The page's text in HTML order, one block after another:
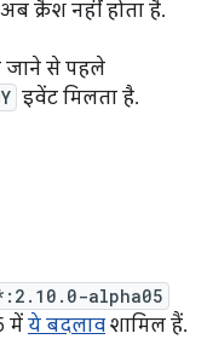
क्रैश नहीं होता है.
जाने से पहले
इवेंट मिलता है.
alpha05
में ये बदलाव शामिल हैं.